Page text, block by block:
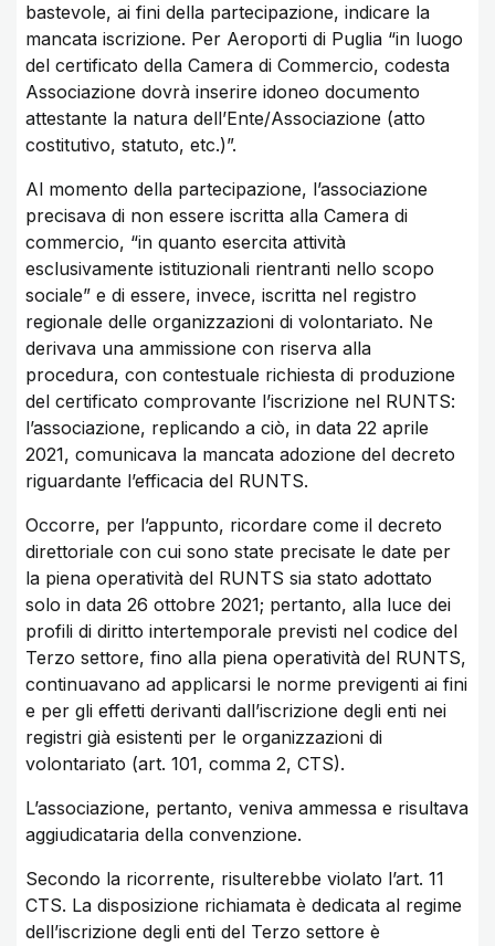
bastevole, ai fini della partecipazione, indicare la
mancata iscrizione. Per Aeroporti di Puglia “in luogo
del certificato della Camera di Commercio, codesta
Associazione dovrà inserire idoneo documento
attestante la natura dell’Ente/Associazione (atto
costitutivo, statuto, etc.)”.
Al momento della partecipazione, l’associazione
precisava di non essere iscritta alla Camera di
commercio, “in quanto esercita attività
esclusivamente istituzionali rientranti nello scopo
sociale” e di essere, invece, iscritta nel registro
regionale delle organizzazioni di volontariato. Ne
derivava una ammissione con riserva alla
procedura, con contestuale richiesta di produzione
del certificato comprovante l’iscrizione nel RUNTS:
l’associazione, replicando a ciò, in data 22 aprile
2021, comunicava la mancata adozione del decreto
riguardante l’efficacia del RUNTS.
Occorre, per l’appunto, ricordare come il decreto
direttoriale con cui sono state precisate le date per
la piena operatività del RUNTS sia stato adottato
solo in data 26 ottobre 2021; pertanto, alla luce dei
profili di diritto intertemporale previsti nel codice del
Terzo settore, fino alla piena operatività del RUNTS,
continuavano ad applicarsi le norme previgenti ai fini
e per gli effetti derivanti dall’iscrizione degli enti nei
registri già esistenti per le organizzazioni di
volontariato (art. 101, comma 2, CTS).
L’associazione, pertanto, veniva ammessa e risultava
aggiudicataria della convenzione.
Secondo la ricorrente, risulterebbe violato l’art. 11
CTS. La disposizione richiamata è dedicata al regime
dell’iscrizione degli enti del Terzo settore è